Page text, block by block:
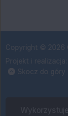
Copyright © 2026
Projekt i realizacja:
Skocz do góry